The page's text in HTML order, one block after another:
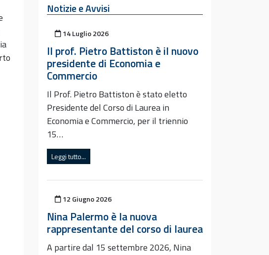
Notizie e Avvisi
Pubblicato il
14 Luglio 2026
Il prof. Pietro Battiston è il nuovo
presidente di Economia e
Commercio
Il Prof. Pietro Battiston è stato eletto
Presidente del Corso di Laurea in
Economia e Commercio, per il triennio
15…
Leggi tutto...
Pubblicato il
12 Giugno 2026
Nina Palermo è la nuova
rappresentante del corso di laurea
A partire dal 15 settembre 2026, Nina